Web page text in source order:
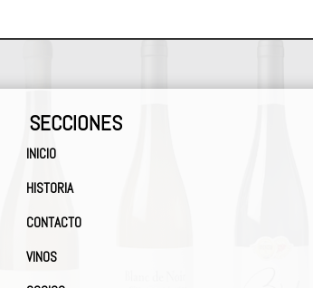
SECCIONES
INICIO
HISTORIA
CONTACTO
VINOS